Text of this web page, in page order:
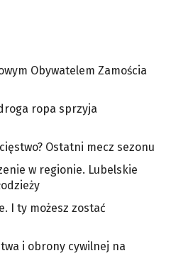
Obywatelem Zamościa
ropa sprzyja
Ostatni mecz sezonu
w regionie. Lubelskie
I ty możesz zostać
i obrony cywilnej na